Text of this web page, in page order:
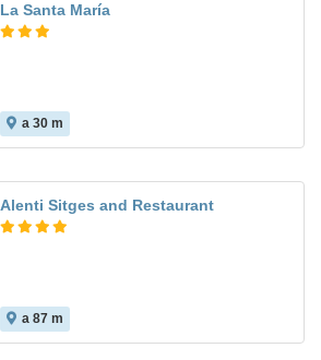
La Santa María
a 30 m
Alenti Sitges and Restaurant
a 87 m